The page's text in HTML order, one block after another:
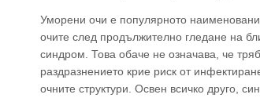
Уморени очи е популярното
очите след продължително гледане на
синдром. Това обаче не означава, че
раздразнението крие риск от
очните структури. Освен всичко друго,